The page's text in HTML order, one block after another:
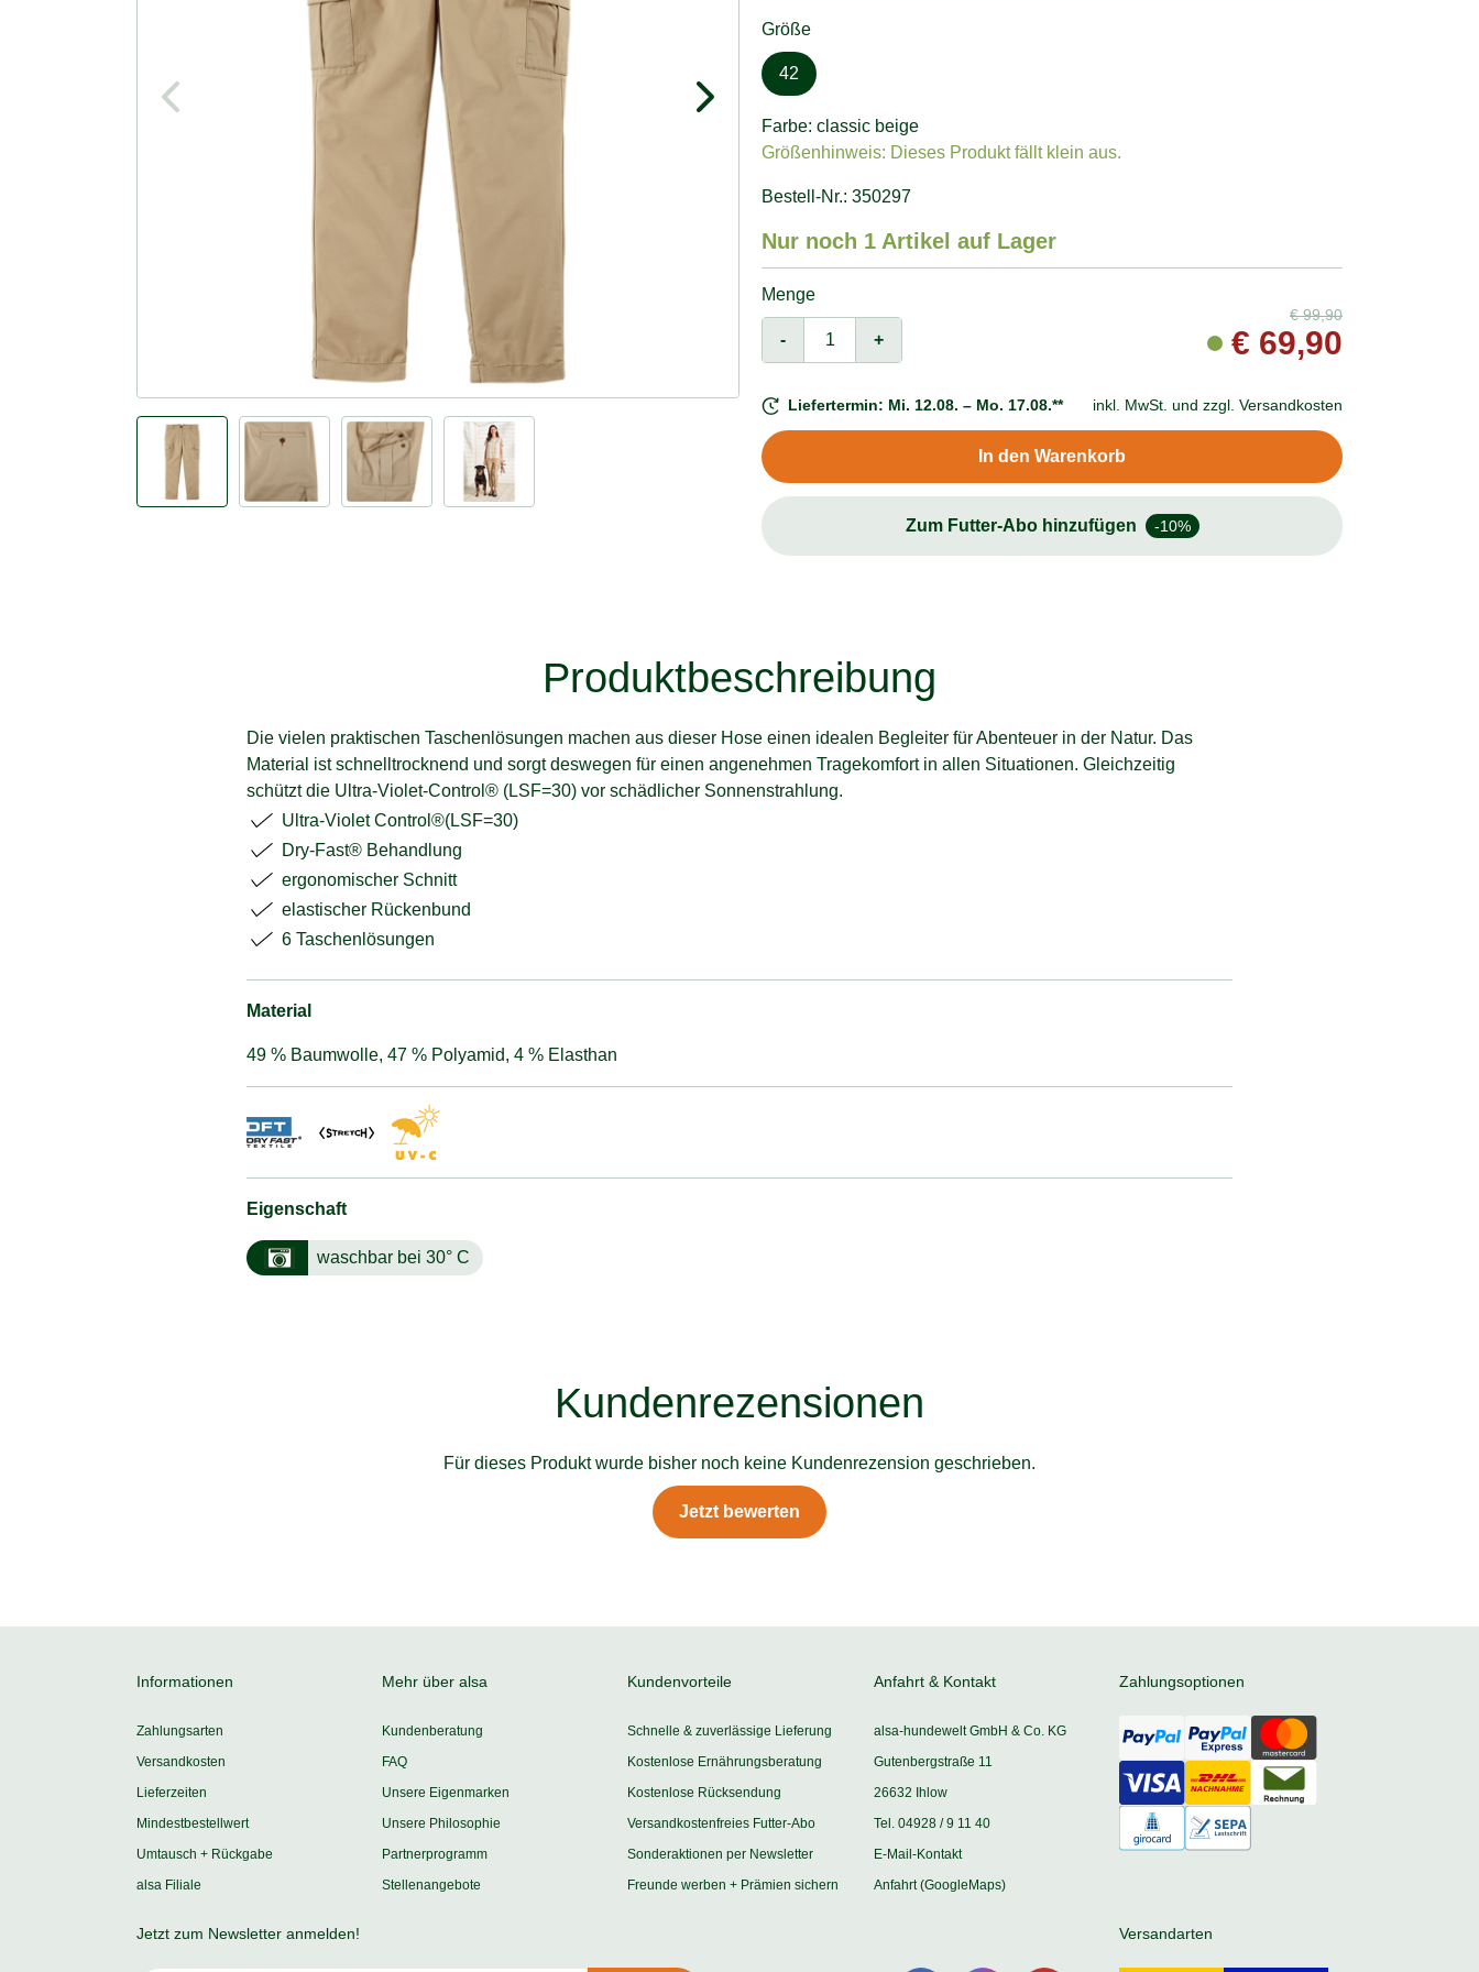
Größe
42
Farbe: classic beige
Größenhinweis: Dieses Produkt fällt klein aus.
Bestell-Nr.: 350297
Nur noch 1 Artikel auf Lager
Menge
- +
€99,90
€ 69,90
inkl. MwSt. und zzgl. Versandkosten
Liefertermin: Mi. 12.08. – Mo. 17.08.**
In den Warenkorb
Zum Futter-Abo hinzufügen -10%
Produktbeschreibung
Die vielen praktischen Taschenlösungen machen aus dieser Hose einen idealen Begleiter für Abenteuer in der Natur. Das
Material ist schnelltrocknend und sorgt deswegen für einen angenehmen Tragekomfort in allen Situationen. Gleichzeitig
schützt die Ultra-Violet-Control® (LSF=30) vor schädlicher Sonnenstrahlung.
Ultra-Violet Control®(LSF=30)
Dry-Fast® Behandlung
ergonomischer Schnitt
elastischer Rückenbund
6 Taschenlösungen
Material
49 % Baumwolle, 47 % Polyamid, 4 % Elasthan
Eigenschaft
waschbar bei 30° C
Kundenrezensionen
Für dieses Produkt wurde bisher noch keine Kundenrezension geschrieben.
Jetzt bewerten
Informationen
Zahlungsarten
Versandkosten
Lieferzeiten
Mindestbestellwert
Umtausch + Rückgabe
alsa Filiale
Mehr über alsa
Kundenberatung
FAQ
Unsere Eigenmarken
Unsere Philosophie
Partnerprogramm
Stellenangebote
Kundenvorteile
Schnelle & zuverlässige Lieferung
Kostenlose Ernährungsberatung
Kostenlose Rücksendung
Versandkostenfreies Futter-Abo
Sonderaktionen per Newsletter
Freunde werben + Prämien sichern
Anfahrt & Kontakt
alsa-hundewelt GmbH & Co. KG
Gutenbergstraße 11
26632 Ihlow
Tel. 04928 / 9 11 40
E-Mail-Kontakt
Anfahrt (GoogleMaps)
Zahlungsoptionen
Versandarten
Jetzt zum Newsletter anmelden!